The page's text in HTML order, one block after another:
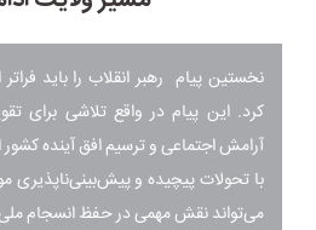
نخستین پیام رهبر انقلاب را باید
کرد. این پیام در واقع تلاشی برای
آرامش اجتماعی و ترسیم افق آینده
با تحولات پیچیده و پیش‌بینی‌ناپذیری
می‌تواند نقش مهمی در حفظ انسجام ملی